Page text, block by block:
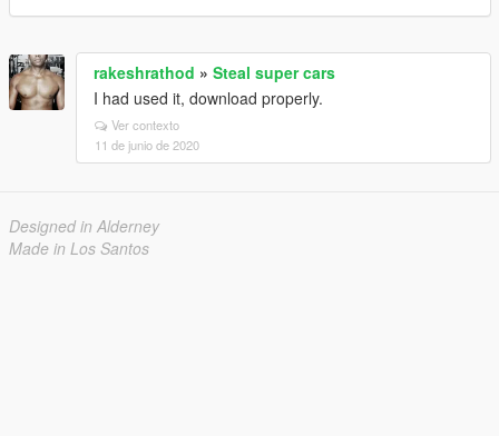
rakeshrathod » Steal super cars
I had used it, download properly.
Ver contexto
11 de junio de 2020
Designed in Alderney
Made in Los Santos